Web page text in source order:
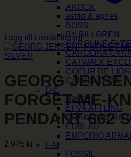
AROCK
astrid & agnes
BOSS
BY BILLGREN
CAROLINE
CAROLINA
CATWALK
COEUR DE LION
CALVIN KLEIN
D-E
DIESEL
EFVA ATTLING
DRAKENBERG
EDBLAD
EMPORIO
F-M
FOSSIL
Lägg till i önskelistan!
GEORG
FORGET-ME-
PENDANT 662
2,975 kr